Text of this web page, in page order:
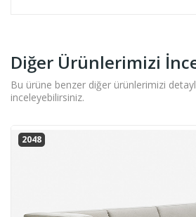
Diğer Ürünlerimizi
Bu ürüne benzer diğer ürünlerimizi
inceleyebilirsiniz.
2048